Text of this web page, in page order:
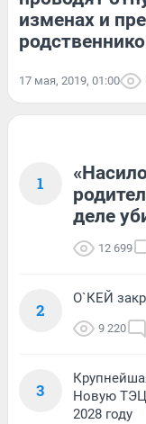
изменах и
17 мая, 2019, 01:00
1
деле
12 699
2
О`КЕЙ
9 220
3
Новую ТЭЦ
2028 году